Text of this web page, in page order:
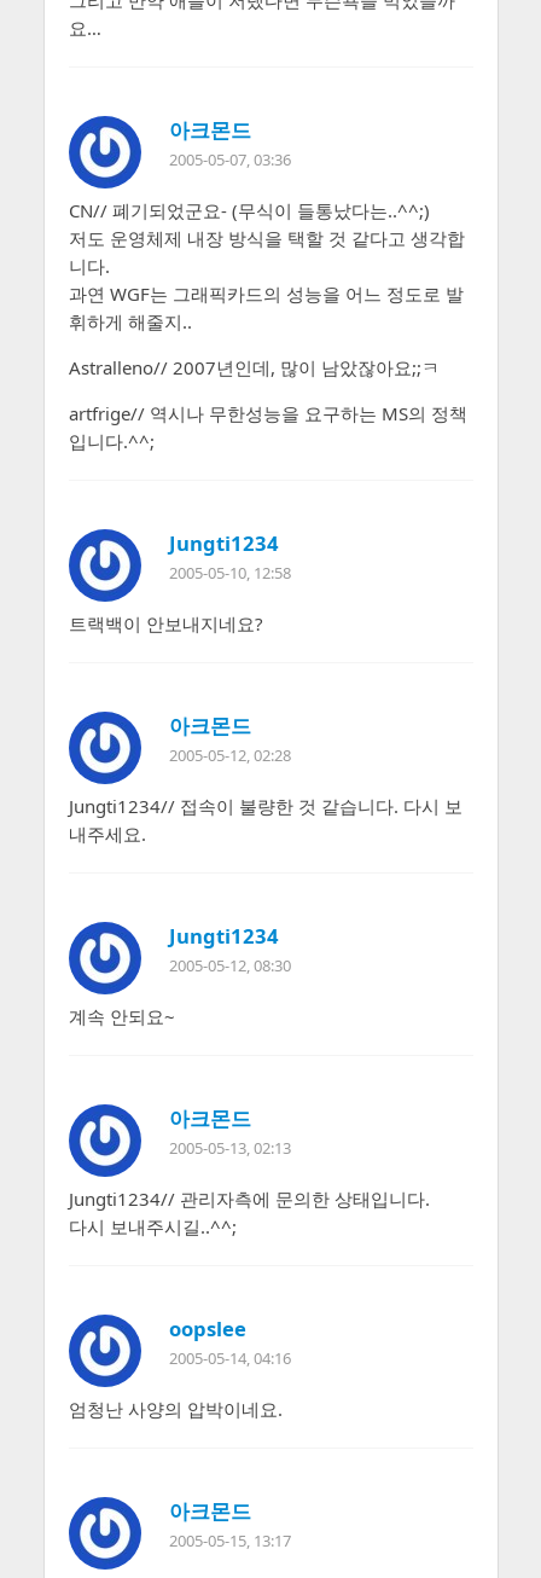
요…
아크몬드
2005-05-07, 03:36
CN// 폐기되었군요- (무식이 들통났다는..^^;)
저도 운영체제 내장 방식을 택할 것 같다고 생각합
니다.
과연 WGF는 그래픽카드의 성능을 어느 정도로 발
휘하게 해줄지..
Astralleno// 2007년인데, 많이 남았잖아요;;ㅋ
artfrige// 역시나 무한성능을 요구하는 MS의 정책
입니다.^^;
Jungti1234
2005-05-10, 12:58
트랙백이 안보내지네요?
아크몬드
2005-05-12, 02:28
Jungti1234// 접속이 불량한 것 같습니다. 다시 보
내주세요.
Jungti1234
2005-05-12, 08:30
계속 안되요~
아크몬드
2005-05-13, 02:13
Jungti1234// 관리자측에 문의한 상태입니다.
다시 보내주시길..^^;
oopslee
2005-05-14, 04:16
엄청난 사양의 압박이네요.
아크몬드
2005-05-15, 13:17